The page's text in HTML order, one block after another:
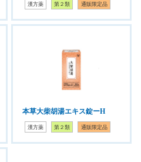
漢方薬 第２類 通販限定品
本草大柴胡湯エキス錠ーH
漢方薬 第２類 通販限定品